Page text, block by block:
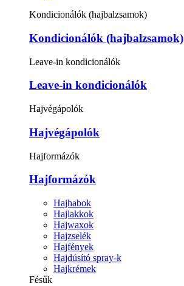
Kondicionálók (hajbalzsamok)
Kondicionálók (hajbalzsamok)
Leave-in kondicionálók
Leave-in kondicionálók
Hajvégápolók
Hajvégápolók
Hajformázók
Hajformázók
Hajhabok
Hajlakkok
Hajwaxok
Hajzselék
Hajfények
Hajdúsító spray-k
Hajkrémek
Fésűk